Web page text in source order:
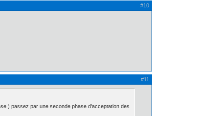
#10
#11
) passez par une seconde phase d'acceptation des